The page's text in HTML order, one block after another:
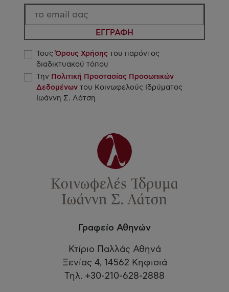
ΕΓΓΡΑΦΗ
ΤουςΌρους Χρήσης του παρόντος
διαδικτυακού τόπου
Την Πολιτική Προστασίας Προσωπικών
Δεδομένων του Κοινωφελούς Ιδρύματος
Ιωάννη Σ. Λάτση
Γραφείο Αθηνών
Κτίριο Παλλάς Αθηνά
Ξενίας 4, 14562 Κηφισιά
Τηλ. +30-210-628-2888